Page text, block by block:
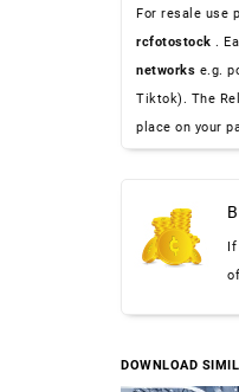
For resale use
rcfotostock .
networks e.g.
Tiktok). The
place on your
If
DOWNLOAD